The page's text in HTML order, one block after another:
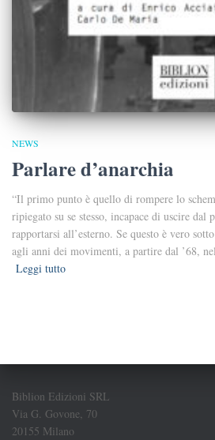
NEWS
Parlare d’anarchia
“Il primo punto è quello di rompere lo
ripiegato su se stesso, incapace di uscire
rapportarsi all’esterno. Se questo è vero
agli anni dei movimenti, a partire dal ’68,
Leggi tutto
Biblion Edizioni SRL
Via G. Govone, 70
20155 Milano